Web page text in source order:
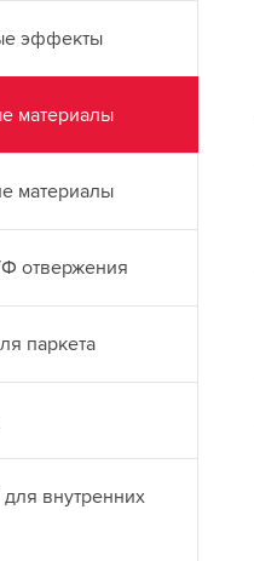
эффекты
материалы
материалы
отвержения
паркета
внутренних